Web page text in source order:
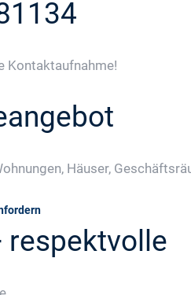
Kontaktaufnahme!
Häuser,
respektvolle